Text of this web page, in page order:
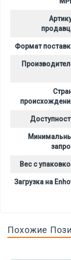
Формат
Вес с
Загрузка на
Похожие